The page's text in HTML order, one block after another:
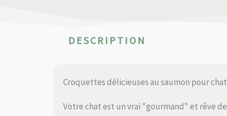
DESCRIPTION
Croquettes délicieuses au saumon pour
Votre chat est un vrai "gourmand" et rêve